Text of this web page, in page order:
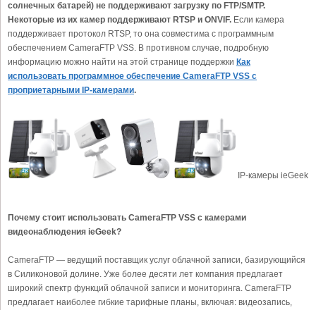
солнечных батарей) не поддерживают загрузку по FTP/SMTP.
Некоторые из их камер поддерживают RTSP и ONVIF. Если камера
поддерживает протокол RTSP, то она совместима с программным
обеспечением CameraFTP VSS. В противном случае, подробную
информацию можно найти на этой странице поддержки Как
использовать программное обеспечение CameraFTP VSS с
проприетарными IP-камерами.
IP-камеры ieGeek
Почему стоит использовать CameraFTP VSS с камерами
видеонаблюдения ieGeek?
CameraFTP — ведущий поставщик услуг облачной записи, базирующийся
в Силиконовой долине. Уже более десяти лет компания предлагает
широкий спектр функций облачной записи и мониторинга. CameraFTP
предлагает наиболее гибкие тарифные планы, включая: видеозапись,